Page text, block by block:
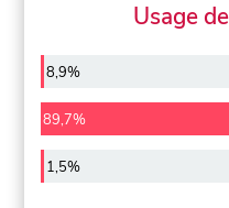
Usage
8,9%
89,7%
1,5%